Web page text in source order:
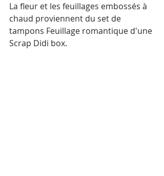
La fleur et les feuillages embossés à
chaud proviennent du set de
tampons Feuillage romantique d'une
Scrap Didi box.